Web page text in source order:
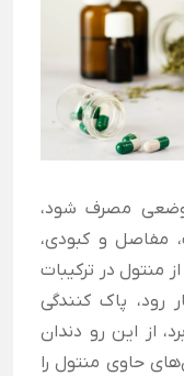
مصرف شود،
مفاصل و کبودی،
منتول در ترکیبات
رود، پاک کنندگی
از این رو دندان
حاوی منتول را